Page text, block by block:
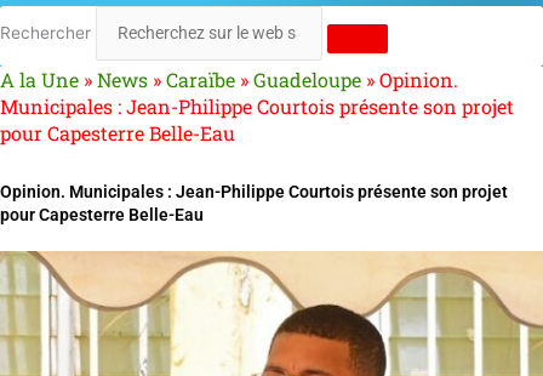
Rechercher
A la Une »News »Caraïbe »Guadeloupe »Opinion.
Municipales : Jean-Philippe Courtois présente son projet
pour Capesterre Belle-Eau
Opinion. Municipales : Jean-Philippe Courtois présente son projet
pour Capesterre Belle-Eau